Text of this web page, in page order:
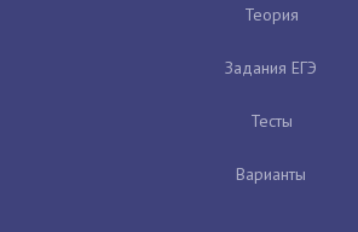
Теория
Задания ЕГЭ
Тесты
Варианты